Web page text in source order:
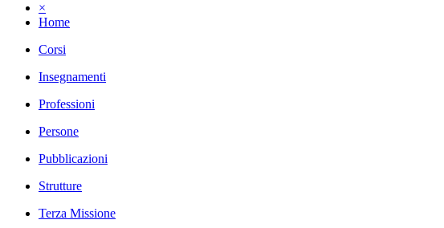
×
Home
Corsi
Insegnamenti
Professioni
Persone
Pubblicazioni
Strutture
Terza Missione